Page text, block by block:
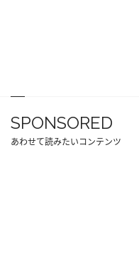
SPONSORED
あわせて読みたいコンテンツ